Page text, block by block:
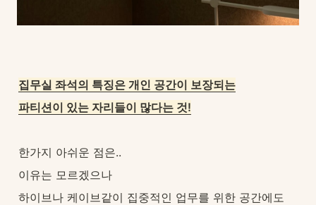
집무실 좌석의 특징은 개인 공간이 보장되는
파티션이 있는 자리들이 많다는 것!
한가지 아쉬운 점은..
이유는 모르겠으나
하이브나 케이브같이 집중적인 업무를 위한 공간에도